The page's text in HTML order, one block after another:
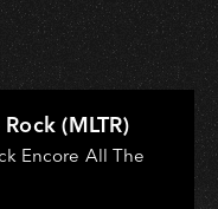
(MLTR)
Encore All The